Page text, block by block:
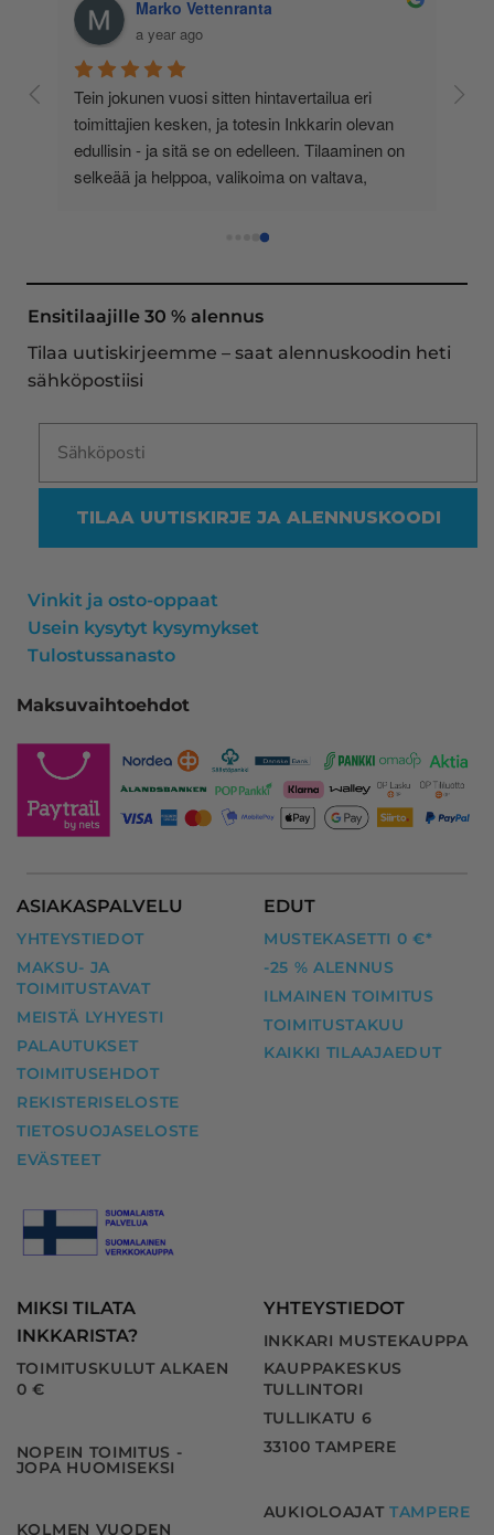
Marko Vettenranta
a year ago
Tein jokunen vuosi sitten hintavertailua eri
toimittajien kesken, ja totesin Inkkarin olevan
edullisin - ja sitä se on edelleen. Tilaaminen on
selkeää ja helppoa, valikoima on valtava,
asiakaspalvelu todella ripeää (s-postin kautta) ja
oli noudettavissa postin lokerosta tänään!! En
näe mitään syytä vaihtaa toimittajaa. Kaikki on
ollut mitään moitittavaa! Lämmin suositus!
Ensitilaajille 30 % alennus
Tilaa uutiskirjeemme – saat alennuskoodin heti
sähköpostiisi
TILAA UUTISKIRJE JA ALENNUSKOODI
Vinkit ja osto-oppaat
Usein kysytyt kysymykset
Tulostussanasto
Maksuvaihtoehdot
ASIAKASPALVELU
YHTEYSTIEDOT
MAKSU- JA
TOIMITUSTAVAT
MEISTÄ LYHYESTI
PALAUTUKSET
TOIMITUSEHDOT
REKISTERISELOSTE
TIETOSUOJASELOSTE
EVÄSTEET
EDUT
MUSTEKASETTI 0 €*
-25 % ALENNUS
ILMAINEN TOIMITUS
TOIMITUSTAKUU
KAIKKI TILAAJAEDUT
MIKSI TILATA
INKKARISTA?
TOIMITUSKULUT ALKAEN
0 €
NOPEIN TOIMITUS -
JOPA HUOMISEKSI
KOLMEN VUODEN
YHTEYSTIEDOT
INKKARI MUSTEKAUPPA
KAUPPAKESKUS
TULLINTORI
TULLIKATU 6
33100 TAMPERE
AUKIOLOAJAT TAMPERE